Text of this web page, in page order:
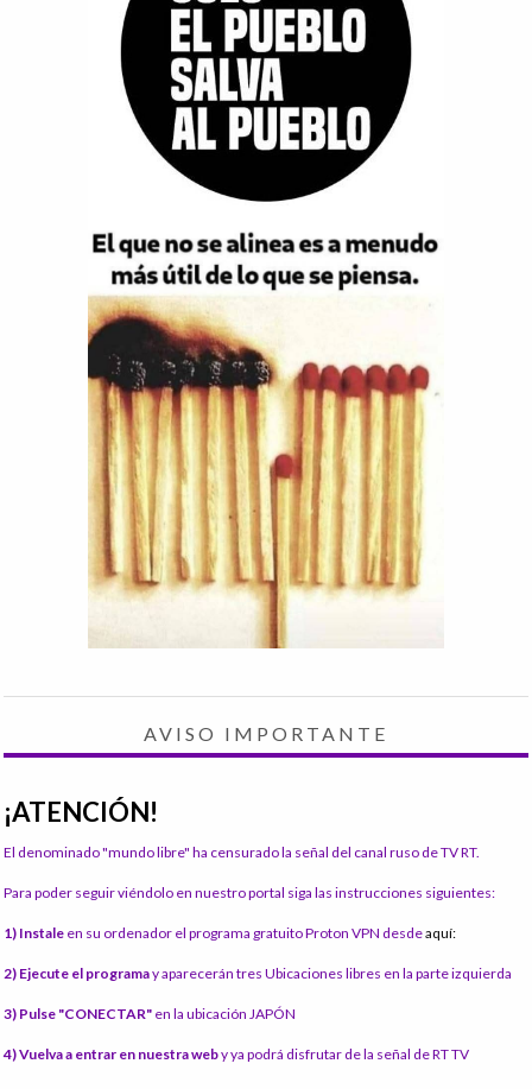
AVISO IMPORTANTE
¡ATENCIÓN!
El denominado "mundo libre" ha censurado la señal del canal ruso de TV RT.
Para poder seguir viéndolo en nuestro portal siga las instrucciones siguientes:
1) Instale en su ordenador el programa gratuito Proton VPN desdeaquí:
2) Ejecute el programay aparecerán tres Ubicaciones libres en la parte izquierda
3) Pulse "CONECTAR" en la ubicación JAPÓN
4) Vuelva a entrar en nuestra weby ya podrá disfrutar de la señal de RT TV